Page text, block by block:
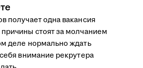
получает одна вакансия
стоят за молчанием
деле нормально ждать
внимание рекрутера